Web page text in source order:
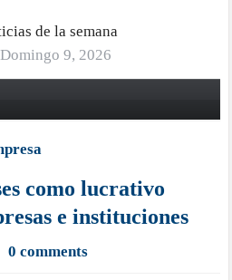
9, 2026
como lucrativo
e instituciones
0 comments